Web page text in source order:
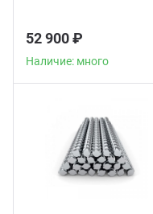
52 900 ₽
Наличие: много